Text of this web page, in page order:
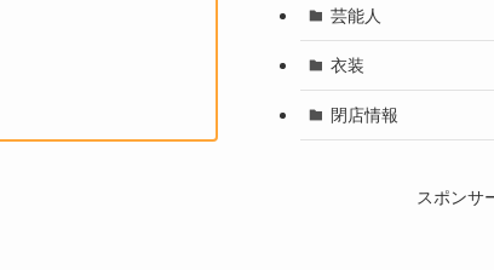
芸能人
衣装
閉店情報
スポンサ